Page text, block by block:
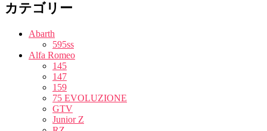
カテゴリー
Abarth
595ss
Alfa Romeo
145
147
159
75 EVOLUZIONE
GTV
Junior Z